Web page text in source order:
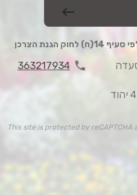
west
הצרכן
phone
363217934
This site is protected by reCAPTCHA